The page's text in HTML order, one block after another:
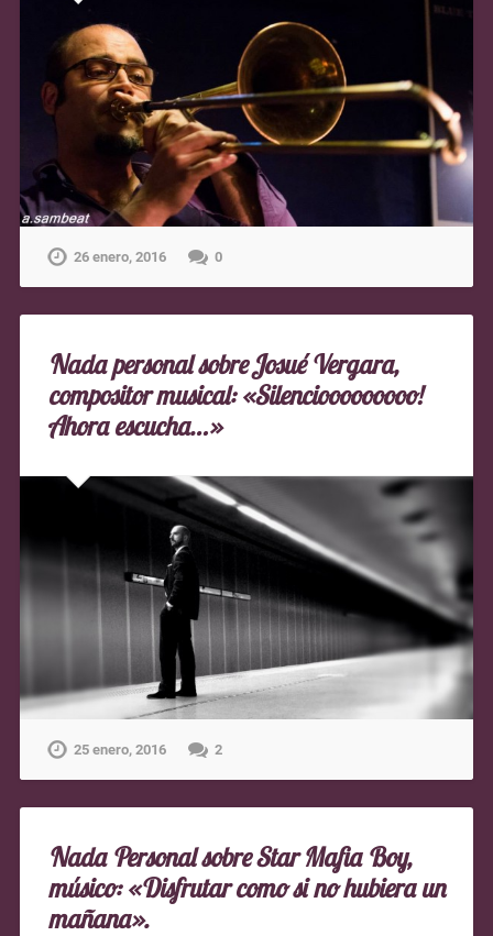
26 enero, 2016 0
Nada personal sobre Josué Vergara,
compositor musical: «Silenciooooooooo!
Ahora escucha…»
25 enero, 2016 2
Nada Personal sobre Star Mafia Boy,
músico: «Disfrutar como si no hubiera un
mañana».